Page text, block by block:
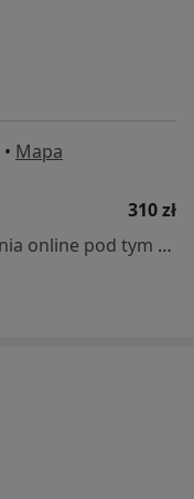
• Mapa
310 zł
Specjalista nie oferuje umawiania online pod tym adresem.